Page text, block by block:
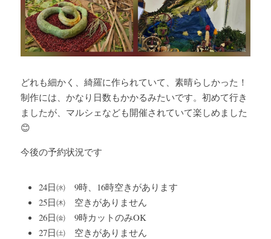
どれも細かく、綺羅に作られていて、素晴らしかった！
制作には、かなり日数もかかるみたいです。初めて行き
ましたが、マルシェなども開催されていて楽しめました
😊
今後の予約状況です
24日㈬　9時、16時空きがあります
25日㈭　空きがありません
26日㈮　9時カットのみOK
27日㈯　空きがありません